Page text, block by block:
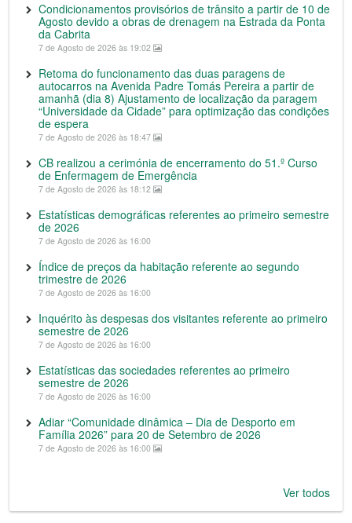
Condicionamentos provisórios de trânsito a partir de 10 de
Agosto devido a obras de drenagem na Estrada da Ponta
da Cabrita
7 de Agosto de 2026 às 19:02
Retoma do funcionamento das duas paragens de
autocarros na Avenida Padre Tomás Pereira a partir de
amanhã (dia 8) Ajustamento de localização da paragem
“Universidade da Cidade” para optimização das condições
de espera
7 de Agosto de 2026 às 18:47
CB realizou a cerimónia de encerramento do 51.º Curso
de Enfermagem de Emergência
7 de Agosto de 2026 às 18:12
Estatísticas demográficas referentes ao primeiro semestre
de 2026
7 de Agosto de 2026 às 16:00
Índice de preços da habitação referente ao segundo
trimestre de 2026
7 de Agosto de 2026 às 16:00
Inquérito às despesas dos visitantes referente ao primeiro
semestre de 2026
7 de Agosto de 2026 às 16:00
Estatísticas das sociedades referentes ao primeiro
semestre de 2026
7 de Agosto de 2026 às 16:00
Adiar “Comunidade dinâmica – Dia de Desporto em
Família 2026” para 20 de Setembro de 2026
7 de Agosto de 2026 às 16:00
Ver todos